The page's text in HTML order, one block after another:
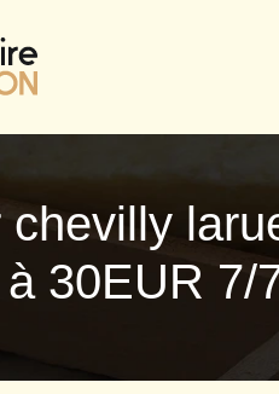
chevilly
30EUR 7/